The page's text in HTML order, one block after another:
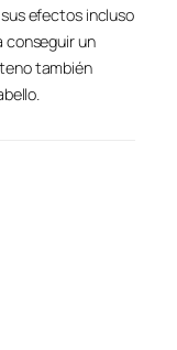
efectos incluso
conseguir un
también